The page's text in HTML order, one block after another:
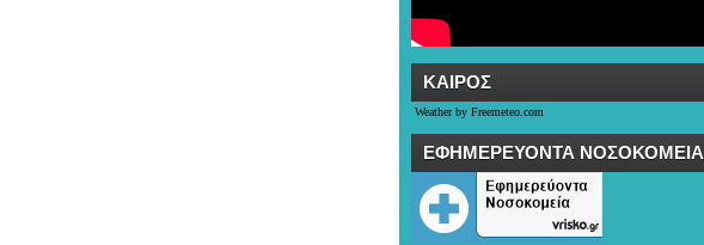
ΚΑΙΡOΣ
Weather by Freemeteo.com
ΕΦΗΜΕΡΕΥΟΝΤΑ ΝΟΣΟΚΟΜΕΙΑ